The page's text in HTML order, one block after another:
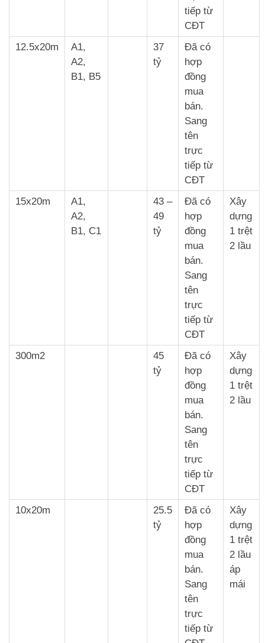
tiếp từ
CĐT
12.5x20m
A1,
A2,
B1, B5
37
tỷ
Đã có
hợp
đồng
mua
bán.
Sang
tên
trực
tiếp từ
CĐT
15x20m
A1,
A2,
B1, C1
43 –
49
tỷ
Đã có
hợp
đồng
mua
bán.
Sang
tên
trực
tiếp từ
CĐT
Xây
dựng
1 trệt
2 lầu
300m2
45
tỷ
Đã có
hợp
đồng
mua
bán.
Sang
tên
trực
tiếp từ
CĐT
Xây
dựng
1 trệt
2 lầu
10x20m
25.5
tỷ
Đã có
hợp
đồng
mua
bán.
Sang
tên
trực
tiếp từ
Xây
dựng
1 trệt
2 lầu
áp
mái